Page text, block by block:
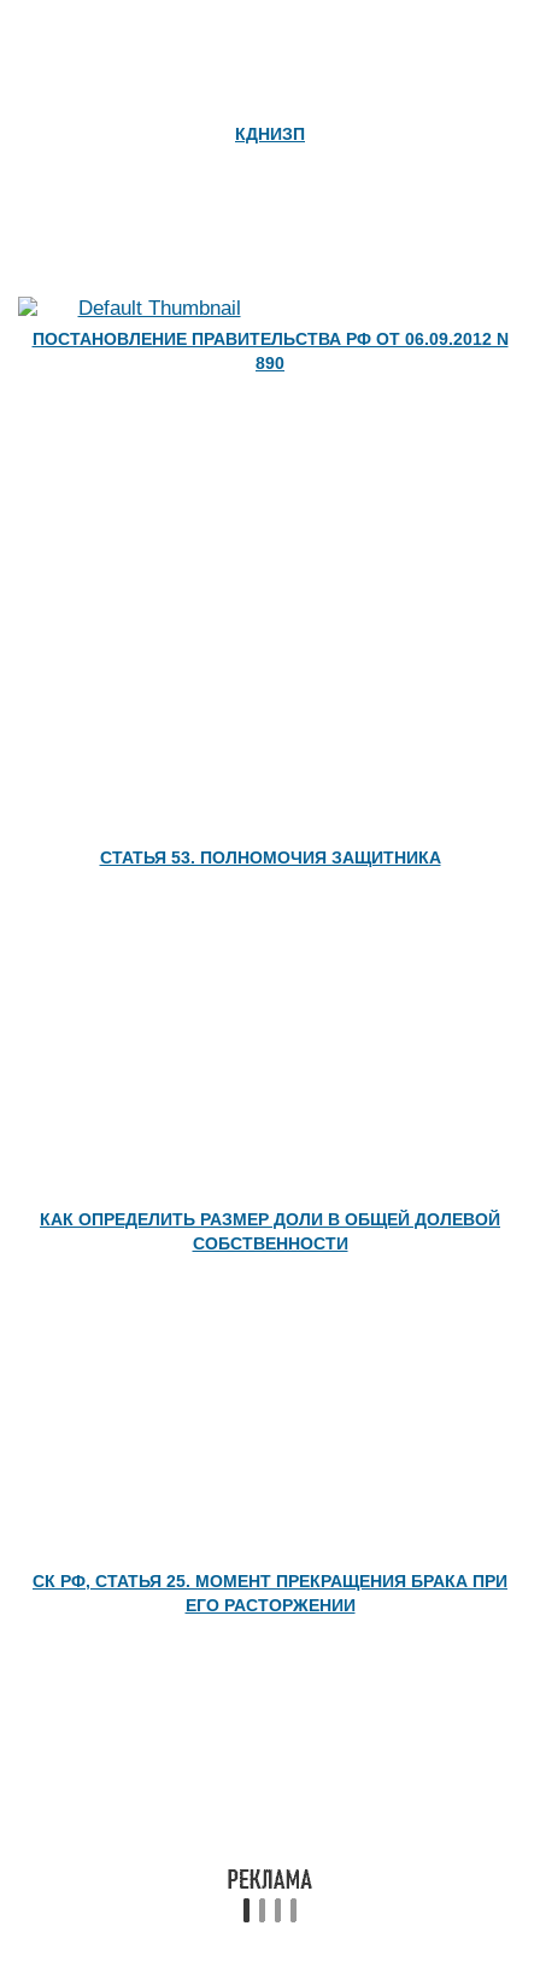
КДНИЗП
ПОСТАНОВЛЕНИЕ ПРАВИТЕЛЬСТВА РФ ОТ 06.09.2012 N
890
СТАТЬЯ 53. ПОЛНОМОЧИЯ ЗАЩИТНИКА
КАК ОПРЕДЕЛИТЬ РАЗМЕР ДОЛИ В ОБЩЕЙ ДОЛЕВОЙ
СОБСТВЕННОСТИ
СК РФ, СТАТЬЯ 25. МОМЕНТ ПРЕКРАЩЕНИЯ БРАКА ПРИ
ЕГО РАСТОРЖЕНИИ